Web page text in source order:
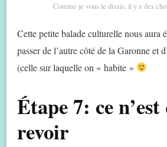
Comme je vous le disais, il y a des
Cette petite balade culturelle nous aura
passer de l’autre côté de la Garonne et
(celle sur laquelle on « habite »
Étape 7: ce
revoir